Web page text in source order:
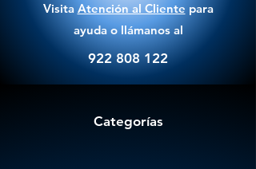
Visita Atención al Cliente para
ayuda o llámanos al
922 808 122
Categorías